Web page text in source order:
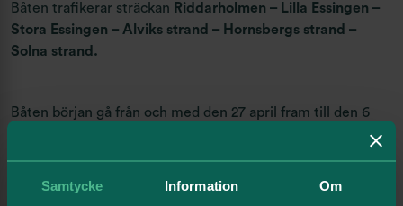
Samtycke Information Om
Båten trafikerar sträckan Riddarholmen – Lilla Essingen –
Stora Essingen – Alviks strand – Hornsbergs strand –
Solna strand.
Båten början gå från och med den 27 april fram till den 6
juli. Efter ett sommaruppehåll går båten återigen mellan 10
måndag till fredag.